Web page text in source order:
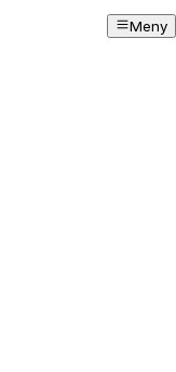
Meny